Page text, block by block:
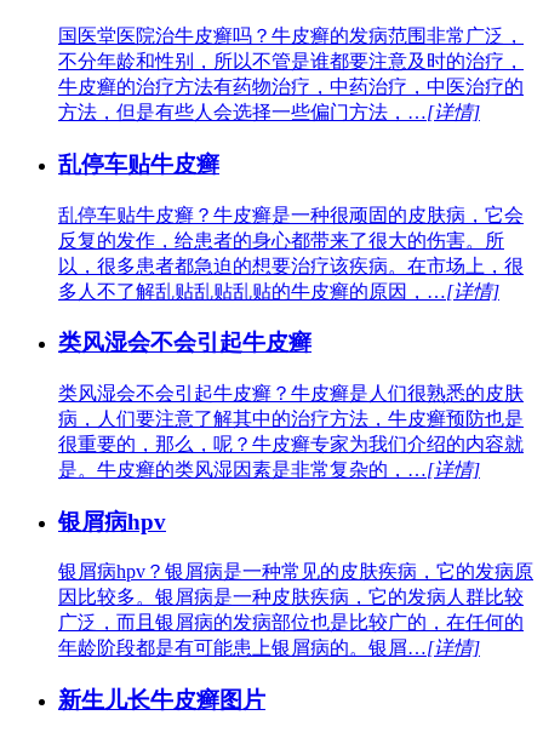
国医堂医院治牛皮癣吗？牛皮癣的发病范围非常广泛，
不分年龄和性别，所以不管是谁都要注意及时的治疗，
牛皮癣的治疗方法有药物治疗，中药治疗，中医治疗的
方法，但是有些人会选择一些偏门方法，…[详情]
乱停车贴牛皮癣
乱停车贴牛皮癣？牛皮癣是一种很顽固的皮肤病，它会
反复的发作，给患者的身心都带来了很大的伤害。所
以，很多患者都急迫的想要治疗该疾病。在市场上，很
多人不了解乱贴乱贴乱贴的牛皮癣的原因，…[详情]
类风湿会不会引起牛皮癣
类风湿会不会引起牛皮癣？牛皮癣是人们很熟悉的皮肤
病，人们要注意了解其中的治疗方法，牛皮癣预防也是
很重要的，那么，呢？牛皮癣专家为我们介绍的内容就
是。牛皮癣的类风湿因素是非常复杂的，…[详情]
银屑病hpv
银屑病hpv？银屑病是一种常见的皮肤疾病，它的发病原
因比较多。银屑病是一种皮肤疾病，它的发病人群比较
广泛，而且银屑病的发病部位也是比较广的，在任何的
年龄阶段都是有可能患上银屑病的。银屑…[详情]
新生儿长牛皮癣图片